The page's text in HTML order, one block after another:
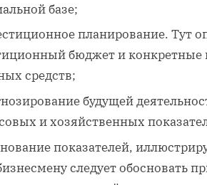
базе;
планирование. Тут
бюджет и конкретные
средств;
будущей
и хозяйственных
показателей,
следует обосновать